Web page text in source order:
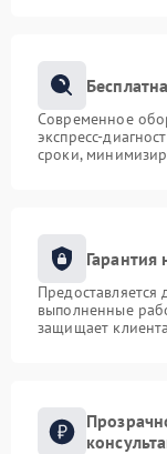
Современное
экспресс-
сроки,
Гарантия
выполненные
защищает